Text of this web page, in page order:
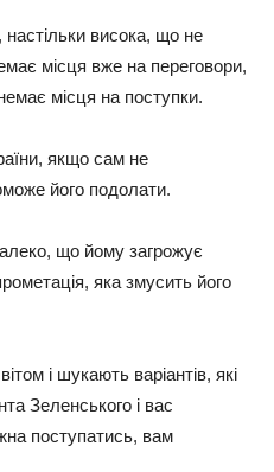
настільки висока, що не
місця вже на переговори,
місця на поступки.
якщо сам не
його подолати.
що йому загрожує
яка змусить його
і шукають варіантів, які
Зеленського і вас
поступатись, вам